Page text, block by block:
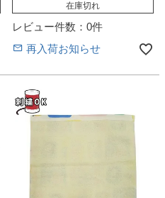
在庫切れ
レビュー件数：0件
再入荷お知らせ